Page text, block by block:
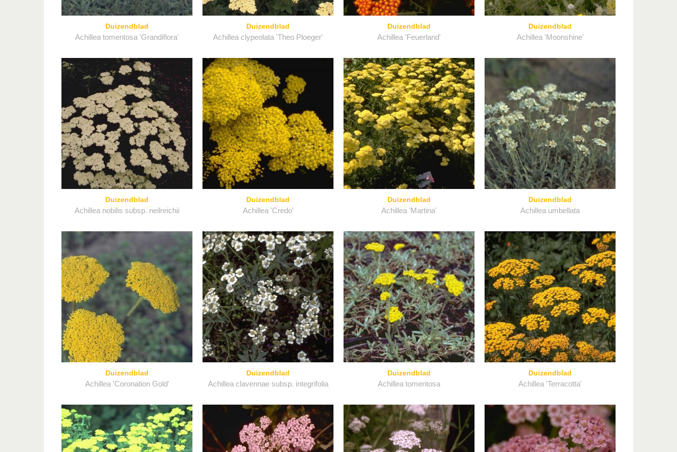
Duizendblad
Achillea tomentosa 'Grandiflora'
Duizendblad
Achillea clypeolata 'Theo Ploeger'
Duizendblad
Achillea 'Feuerland'
Duizendblad
Achillea 'Moonshine'
Duizendblad
Achillea nobilis subsp. neilreichii
Duizendblad
Achillea 'Credo'
Duizendblad
Achillea 'Martina'
Duizendblad
Achillea umbellata
Duizendblad
Achillea 'Coronation Gold'
Duizendblad
Achillea clavennae subsp. integrifolia
Duizendblad
Achillea tomentosa
Duizendblad
Achillea 'Terracotta'